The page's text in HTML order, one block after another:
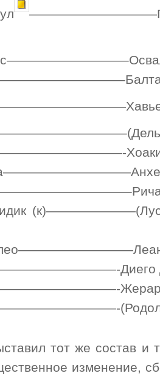
Диего
Жерардо
тот же состав и
изменение,